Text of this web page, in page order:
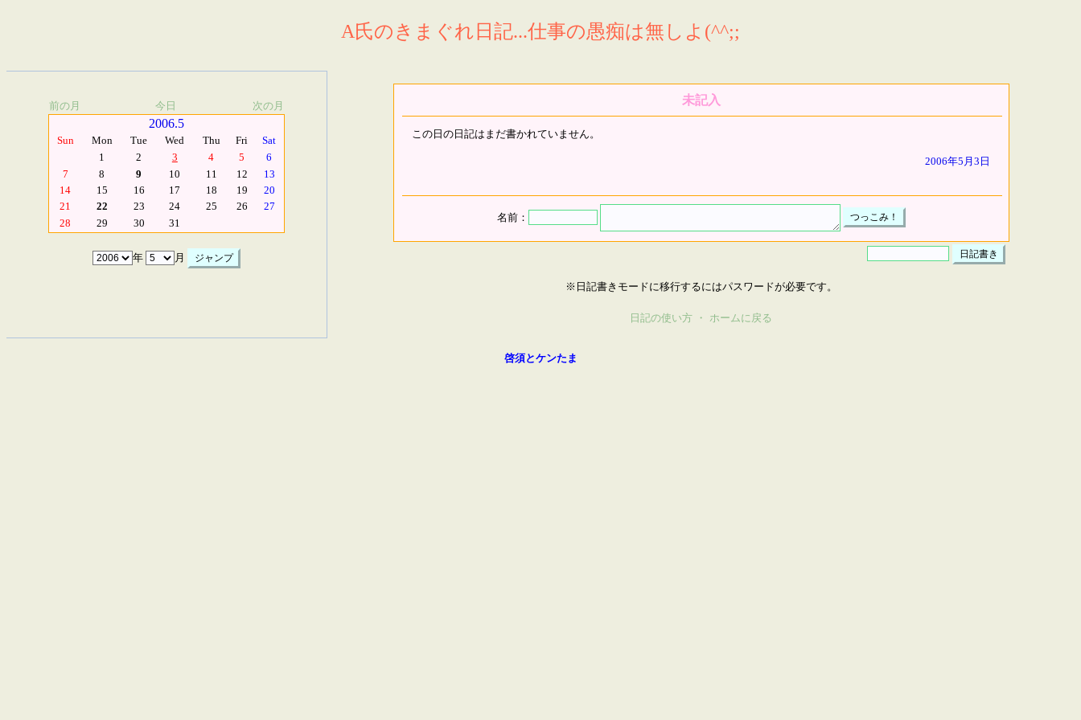
A氏のきまぐれ日記...仕事の愚痴は無しよ(^^;;
前の月 今日 次の月
2006.5
Sun Mon Tue Wed Thu Fri
Sat
1
2 3 4 5
6
7
8 9 10 11 12
13
14
15 16 17 18 19
20
21
22 23 24 25 26
27
28
29 30 31
年 月
未記入
この日の日記はまだ書かれていません。
2006年5月3日
名前：
※日記書きモードに移行するにはパスワードが必要です。
日記の使い方 ・ ホームに戻る
啓須とケンたま